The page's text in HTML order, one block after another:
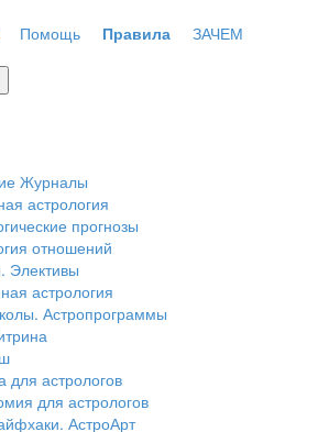
Помощь Правила
ЗАЧЕМ
Журналы
астрология
прогнозы
отношений
Элективы
астрология
Астропрограммы
для астрологов
для астрологов
АстроАрт